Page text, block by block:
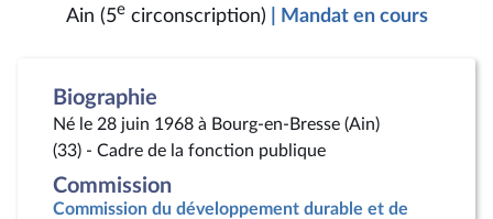
Ain (5ecirconscription) | Mandat en cours
Biographie
Né le 28 juin 1968 à Bourg-en-Bresse (Ain)
(33) - Cadre de la fonction publique
Commission
Commission du développement durable et de